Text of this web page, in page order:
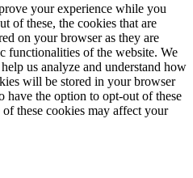
your experience while you
of these, the cookies that are
on your browser as they are
functionalities of the website. We
us analyze and understand how
will be stored in your browser
have the option to opt-out of these
these cookies may affect your